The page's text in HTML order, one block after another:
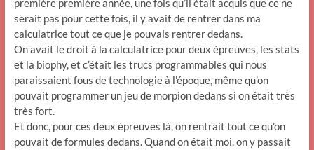
première première année, une fois qu’il était acquis que ce ne
serait pas pour cette fois, il y avait de rentrer dans ma
calculatrice tout ce que je pouvais rentrer dedans.
On avait le droit à la calculatrice pour deux épreuves, les stats
et la biophy, et c’était les trucs programmables qui nous
paraissaient fous de technologie à l’époque, même qu’on
pouvait programmer un jeu de morpion dedans si on était très
très fort.
Et donc, pour ces deux épreuves là, on rentrait tout ce qu’on
pouvait de formules dedans. Quand on était moi, on y passait